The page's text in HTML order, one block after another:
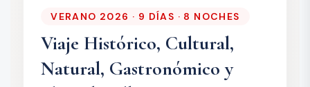
VERANO 2026 · 9 DÍAS · 8 NOCHES
Viaje Histórico, Cultural,
Natural, Gastronómico y